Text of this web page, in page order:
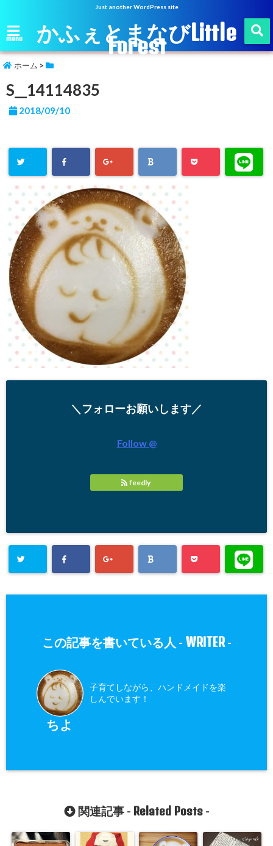
Just another WordPress site
menu かふぇとまなびLittle
Forest
ホーム >
S__14114835
2018/09/10
＼フォローお願いします／
Follow @
feedly
この記事を書いている人 - WRITER-
ちよ
子育てしながら、ハンドメイドを楽
しんでいます！
関連記事 - Related Posts-